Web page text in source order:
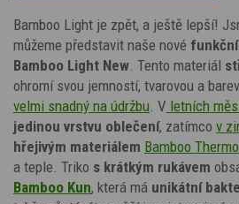
Bamboo Light je zpět, a ještě lepší!
můžeme představit naše nové
Bamboo Light New. Tento materiál
ohromí svou jemností, tvarovou a
velmi snadný na údržbu. V letních
jedinou vrstvu oblečení, zatímco v
hřejivým materiálem Bamboo Thermo
a teple. Triko s krátkým rukávem
Bamboo Kun, která má unikátní